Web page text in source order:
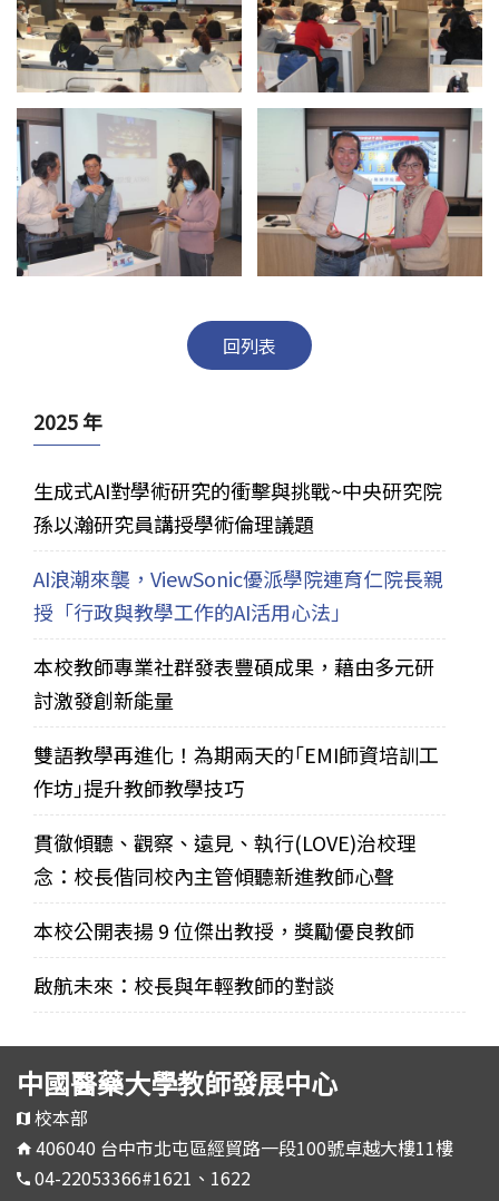
回列表
2025 年
生成式AI對學術研究的衝擊與挑戰~中央研究院
孫以瀚研究員講授學術倫理議題
AI浪潮來襲，ViewSonic優派學院連育仁院長親
授「行政與教學工作的AI活用心法」
本校教師專業社群發表豐碩成果，藉由多元研
討激發創新能量
雙語教學再進化！為期兩天的｢EMI師資培訓工
作坊｣提升教師教學技巧
貫徹傾聽、觀察、遠見、執行(LOVE)治校理
念：校長偕同校內主管傾聽新進教師心聲
本校公開表揚 9 位傑出教授，獎勵優良教師
啟航未來：校長與年輕教師的對談
中國醫藥大學教師發展中心
校本部
406040 台中市北屯區經貿路一段100號卓越大樓11樓
04-22053366#1621、1622